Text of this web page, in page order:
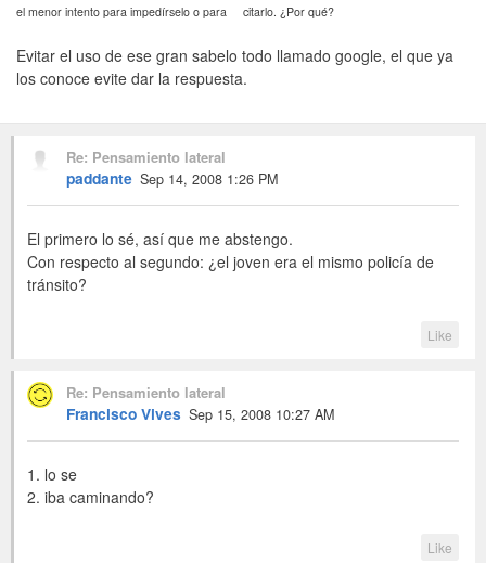
el menor intento para impedírselo o para citarlo. ¿Por qué?
Evitar el uso de ese gran sabelo todo llamado google, el que ya
los conoce evite dar la respuesta.
Re: Pensamiento lateral
paddante Sep 14, 2008 1:26 PM
El primero lo sé, así que me abstengo.
Con respecto al segundo: ¿el joven era el mismo policía de
tránsito?
Like
Re: Pensamiento lateral
Francisco Vives Sep 15, 2008 10:27 AM
1. lo se
2. iba caminando?
Like